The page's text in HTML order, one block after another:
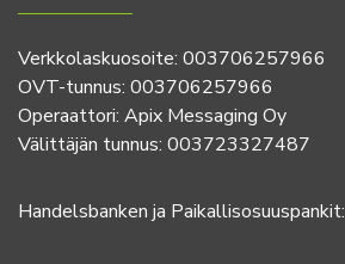
Verkkolaskuosoite: 003706257966
OVT-tunnus: 003706257966
Operaattori: Apix Messaging Oy
Välittäjän tunnus: 003723327487
Handelsbanken ja Paikallisosuuspankit: